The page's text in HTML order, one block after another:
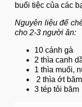
buổi tiệc của các
Nguyên liệu để
cho 2-3 người ăn:
10 cánh gà
2 thìa canh
1 thìa muối,
2 thìa ớt băm
3 tép tỏi băm